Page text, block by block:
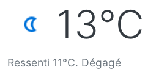
13°C
Ressenti 11°C. Dégagé